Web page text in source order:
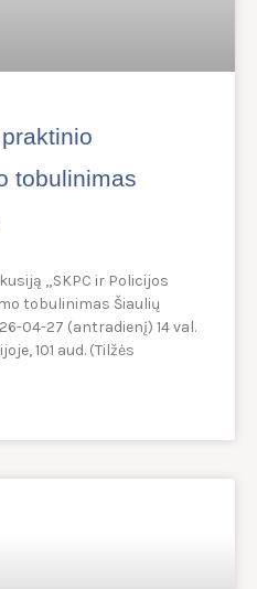
tobulinimas
„SKPC ir Policijos
tobulinimas Šiaulių
04-27 (antradienį) 14 val.
101 aud. (Tilžės